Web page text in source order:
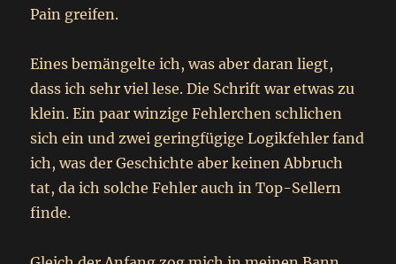
Pain greifen.
Eines bemängelte ich, was aber daran liegt,
dass ich sehr viel lese. Die Schrift war etwas zu
klein. Ein paar winzige Fehlerchen schlichen
sich ein und zwei geringfügige Logikfehler fand
ich, was der Geschichte aber keinen Abbruch
tat, da ich solche Fehler auch in Top-Sellern
finde.